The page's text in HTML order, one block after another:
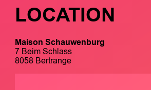
LOCATION
Maison Schauwenburg
7 Beim Schlass
8058 Bertrange